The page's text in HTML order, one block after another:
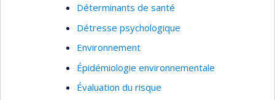
Déterminants de santé
Détresse psychologique
Environnement
Épidémiologie environnementale
Évaluation du risque